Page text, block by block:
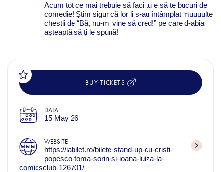
Acum tot ce mai trebuie să faci tu e să te bucuri de
comedie! Știm sigur că lor li s-au întâmplat muuuulte
chestii de “Bă, nu-mi vine să cred!” pe care d-abia
așteaptă să ți le spună!
BUY TICKETS
DATA
15 May 26
WEBSITE
https://iabilet.ro/bilete-stand-up-cu-cristi-
popesco-toma-sorin-si-ioana-luiza-la-
comicsclub-126701/